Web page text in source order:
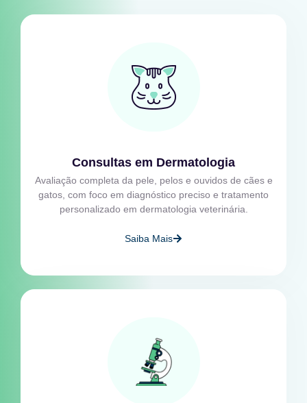
Consultas em Dermatologia
Avaliação completa da pele, pelos e ouvidos de cães e
gatos, com foco em diagnóstico preciso e tratamento
personalizado em dermatologia veterinária.
Saiba Mais